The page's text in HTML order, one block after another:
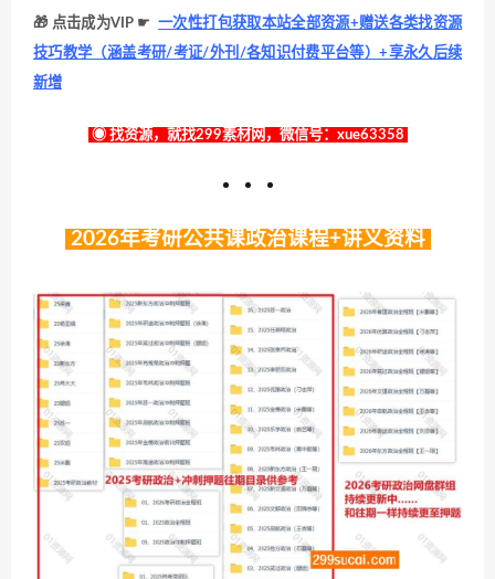
🎁 点击成为VIP ☛ 一次性打包获取本站全部资源+赠送各类找资源
技巧教学（涵盖考研/考证/外刊/各知识付费平台等）+享永久后续
新增
◉ 找资源，就找299素材网，微信号：xue63358
2026年考研公共课政治课程+讲义资料